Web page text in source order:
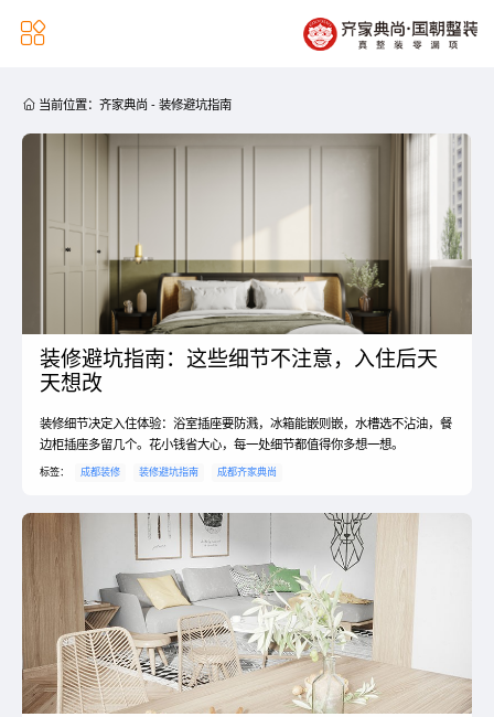

 当前位置： 齐家典尚 - 装修避坑指南
装修避坑指南：这些细节不注意，入住后天
天想改
装修细节决定入住体验：浴室插座要防溅，冰箱能嵌则嵌，水槽选不沾油，餐
边柜插座多留几个。花小钱省大心，每一处细节都值得你多想一想。
标签： 成都装修 装修避坑指南 成都齐家典尚